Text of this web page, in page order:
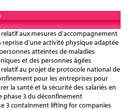
aux mesures d’accompagnement
reprise d’une activité physique adaptée
atteintes de maladies
et des personnes âgées
relatif au projet de protocole national de
pour les entreprises pour
la santé et la sécurité des salariés en
phase 3 du déconfinement
3 containment lifting for companies